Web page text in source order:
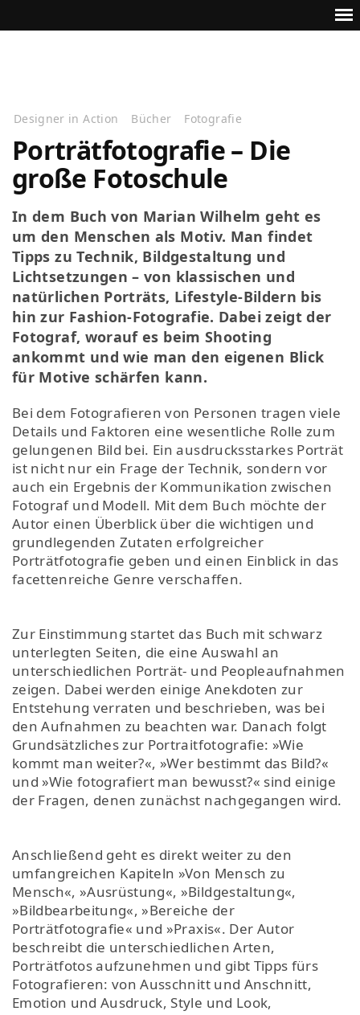
Designer in Action Bücher Fotografie
Porträtfotografie – Die
große Fotoschule
In dem Buch von Marian Wilhelm geht es
um den Menschen als Motiv. Man findet
Tipps zu Technik, Bildgestaltung und
Lichtsetzungen – von klassischen und
natürlichen Porträts, Lifestyle-Bildern bis
hin zur Fashion-Fotografie. Dabei zeigt der
Fotograf, worauf es beim Shooting
ankommt und wie man den eigenen Blick
für Motive schärfen kann.
Bei dem Fotografieren von Personen tragen viele
Details und Faktoren eine wesentliche Rolle zum
gelungenen Bild bei. Ein ausdrucksstarkes Porträt
ist nicht nur ein Frage der Technik, sondern vor
auch ein Ergebnis der Kommunikation zwischen
Fotograf und Modell. Mit dem Buch möchte der
Autor einen Überblick über die wichtigen und
grundlegenden Zutaten erfolgreicher
Porträtfotografie geben und einen Einblick in das
facettenreiche Genre verschaffen.
Zur Einstimmung startet das Buch mit schwarz
unterlegten Seiten, die eine Auswahl an
unterschiedlichen Porträt- und Peopleaufnahmen
zeigen. Dabei werden einige Anekdoten zur
Entstehung verraten und beschrieben, was bei
den Aufnahmen zu beachten war. Danach folgt
Grundsätzliches zur Portraitfotografie: »Wie
kommt man weiter?«, »Wer bestimmt das Bild?«
und »Wie fotografiert man bewusst?« sind einige
der Fragen, denen zunächst nachgegangen wird.
Anschließend geht es direkt weiter zu den
umfangreichen Kapiteln »Von Mensch zu
Mensch«, »Ausrüstung«, »Bildgestaltung«,
»Bildbearbeitung«, »Bereiche der
Porträtfotografie« und »Praxis«. Der Autor
beschreibt die unterschiedlichen Arten,
Porträtfotos aufzunehmen und gibt Tipps fürs
Fotografieren: von Ausschnitt und Anschnitt,
Emotion und Ausdruck, Style und Look,